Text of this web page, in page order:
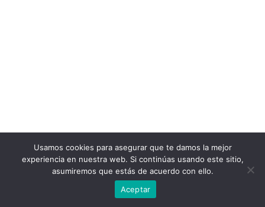
Usamos cookies para asegurar que te damos la mejor
experiencia en nuestra web. Si continúas usando este sitio,
asumiremos que estás de acuerdo con ello.
Aceptar